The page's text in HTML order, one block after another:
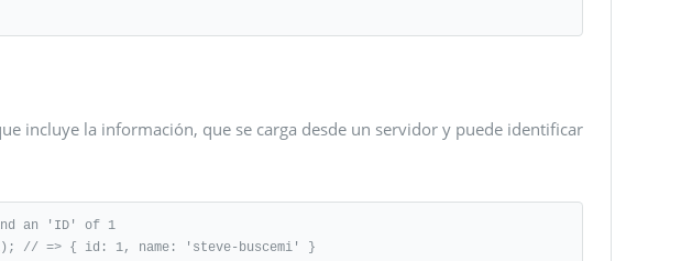
incluye la información, que se carga desde un servidor y puede identificar
an 'ID' of 1
// => { id: 1, name: 'steve-buscemi' }